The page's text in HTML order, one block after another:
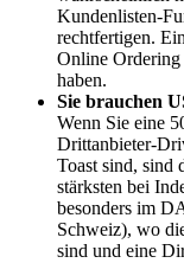
Kundenlisten-
rechtfertigen.
Online Ordering
haben.
Sie brauchen
Wenn Sie eine
Drittanbieter-
Toast sind, sind
stärksten bei
besonders im
Schweiz), wo
sind und eine